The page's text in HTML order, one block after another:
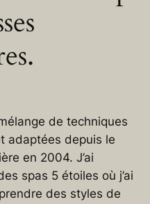
de techniques
adaptées depuis le
en 2004. J’ai
spas 5 étoiles où j’ai
des styles de